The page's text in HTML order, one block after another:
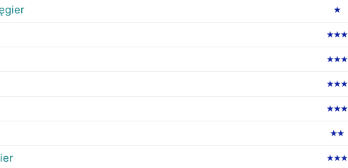
★
★★★
★★★
★★★
★★★
★★
★★★